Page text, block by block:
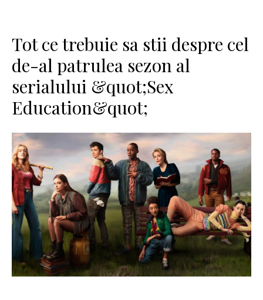
Tot ce trebuie sa stii despre cel
de-al patrulea sezon al
serialului &quot;Sex
Education&quot;